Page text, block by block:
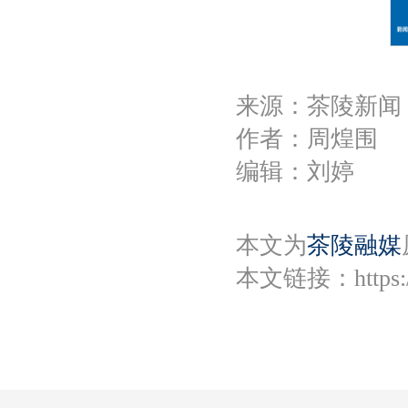
来源：茶陵新闻
作者：周煌围
编辑：刘婷
本文为茶陵融媒
本文链接：